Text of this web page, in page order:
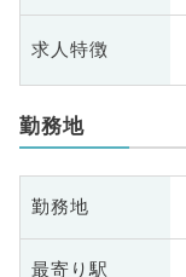
求人特徴
勤務地
勤務地
最寄り駅